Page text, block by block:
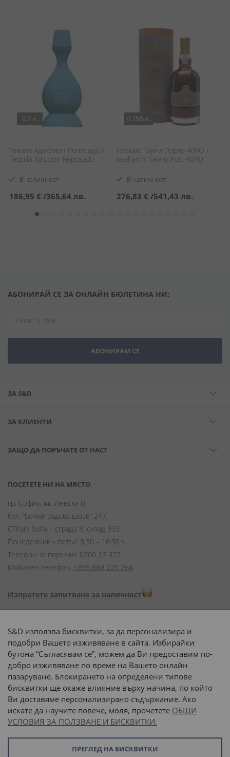
0.7 л.
Текила Адиксион Репосадо /
Tequila Adiccion Reposado
В наличност
186,95 € /365,64 лв.
0.750 л.
Греъмс Тауни Порто 40YO /
Graham's Tawny Port 40YO
В наличност
276,83 € /541,43 лв.
АБОНИРАЙ СЕ ЗА ОНЛАЙН БЮЛЕТИНА НИ:
АБОНИРАМ СЕ
ЗА S&D
ЗА КЛИЕНТИ
ЗАЩО ДА ПОРЪЧАТЕ ОТ НАС?
ПОСЕТЕТЕ НИ НА МЯСТО
гр. София, жк. Левски В,
бул. “Ботевградско шосе” 247,
CTPark Sofia – сграда 3, склад 303
Понеделник – петък: 8:30 – 16:30 ч.
Телефон за поръчки: 0700 17 377
Мобилен телефон: +359 889 220 764
Изпратете запитване за наличност
Начини на плащане:
Доставка до адрес с:
или
наш транспорт
S&D използва бисквитки, за да персонализира и
подобри Вашето изживяване в сайта. Избирайки
бутона “Съгласявам се”, можем да Ви предоставим по-
добро изживяване по време на Вашето онлайн
пазаруване. Блокирането на определени типове
бисквитки ще окаже влияние върху начина, по който
Ви доставяме персонализирано съдържание. Ако
искате да научите повече, моля, прочетете ОБЩИ
УСЛОВИЯ ЗА ПОЛЗВАНЕ И БИСКВИТКИ.
ПРЕГЛЕД НА БИСКВИТКИ